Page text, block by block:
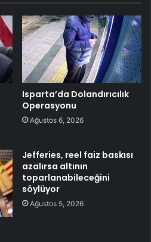
Isparta’da Dolandırıcılık
Operasyonu
Ağustos 6, 2026
Jefferies, reel faiz baskısı
azalırsa altının
toparlanabileceğini
söylüyor
Ağustos 5, 2026